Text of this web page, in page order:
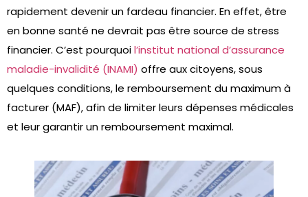
rapidement devenir un fardeau financier. En effet, être
en bonne santé ne devrait pas être source de stress
financier. C’est pourquoil’institut national d’assurance
maladie-invalidité (INAMI) offre aux citoyens, sous
quelques conditions, le remboursement du maximum à
facturer (MAF), afin de limiter leurs dépenses médicales
et leur garantir un remboursement maximal.